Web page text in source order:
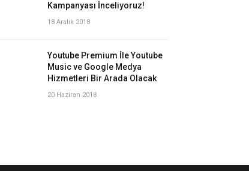
Kampanyası İnceliyoruz!
18 Aralık 2018
Youtube Premium İle Youtube
Music ve Google Medya
Hizmetleri Bir Arada Olacak
20 Haziran 2018